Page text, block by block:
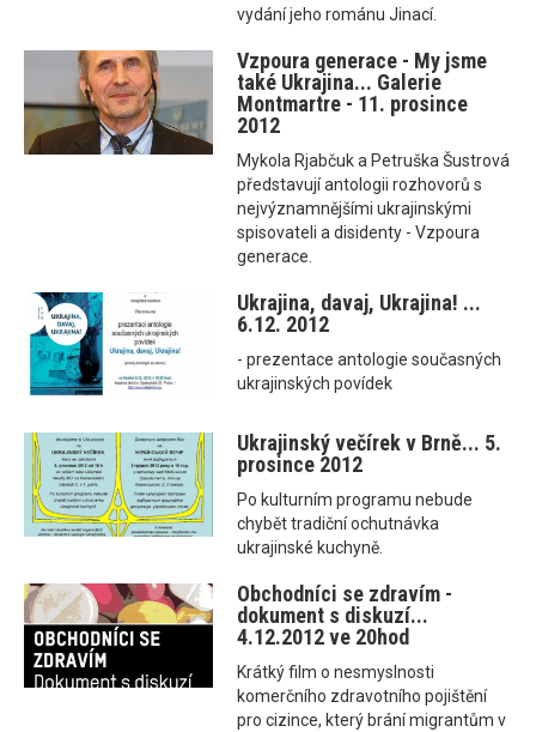
vydání jeho románu Jinací.
Vzpoura generace - My jsme
také Ukrajina... Galerie
Montmartre - 11. prosince
2012
Mykola Rjabčuk a Petruška Šustrová
představují antologii rozhovorů s
nejvýznamnějšími ukrajinskými
spisovateli a disidenty - Vzpoura
generace.
Ukrajina, davaj, Ukrajina! ...
6.12. 2012
- prezentace antologie současných
ukrajinských povídek
Ukrajinský večírek v Brně... 5.
prosince 2012
Po kulturním programu nebude
chybět tradiční ochutnávka
ukrajinské kuchyně.
Obchodníci se zdravím -
dokument s diskuzí...
4.12.2012 ve 20hod
Krátký film o nesmyslnosti
komerčního zdravotního pojištění
pro cizince, který brání migrantům v